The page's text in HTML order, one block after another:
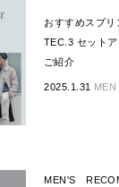
おすすめスプ
TEC.3 セット
ご紹介
2025.1.31 MEN
MEN'S